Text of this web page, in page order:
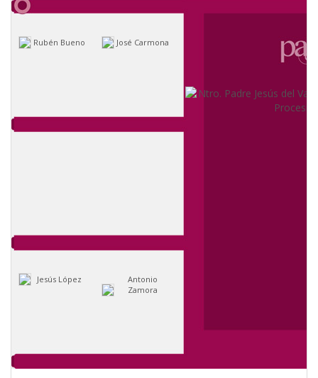
Rubén Bueno José Carmona
Jesús López
Antonio
Zamora